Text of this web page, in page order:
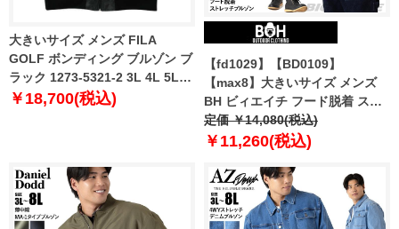
大きいサイズ メンズ FILA
GOLF ボンディング ブルゾン ブ
ラック 1273-5321-2 3L 4L 5L
6L
￥18,700(税込)
【fd1029】【BD0109】
【max8】大きいサイズ メンズ
BH ビィエイチ フード脱着 スト
レッチ ブルゾン 撥水加工 bhb-
250401 【t2502】
定価 ￥14,080(税込)
￥11,260(税込)